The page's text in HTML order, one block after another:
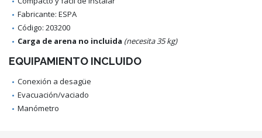
Fabricante: ESPA
Código: 203200
Carga de arena no incluida (necesita 35 kg)
EQUIPAMIENTO INCLUIDO
Conexión a desagüe
Evacuación/vaciado
Manómetro